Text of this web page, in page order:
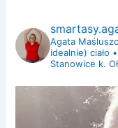
Agata
idealnie) ciało
Stanowice k.